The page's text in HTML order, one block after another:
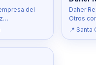
del
Daher
Otros
📍 Santa